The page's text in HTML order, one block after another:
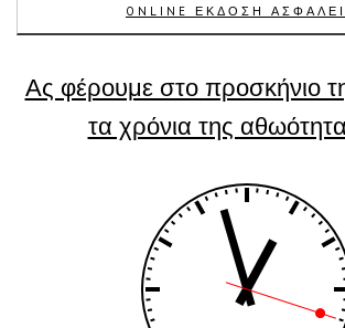
ONLINE ΕΚΔΟΣΗ
Ας φέρουμε στο προσκήνιο
τα χρόνια της